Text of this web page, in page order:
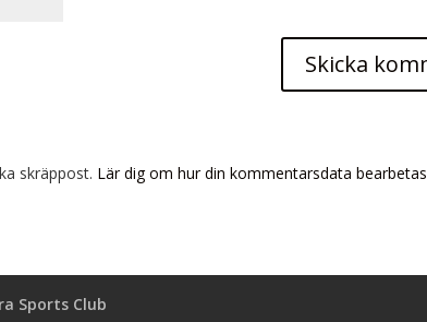
skräppost. Lär dig om hur din kommentarsdata bearbetas
Sports Club